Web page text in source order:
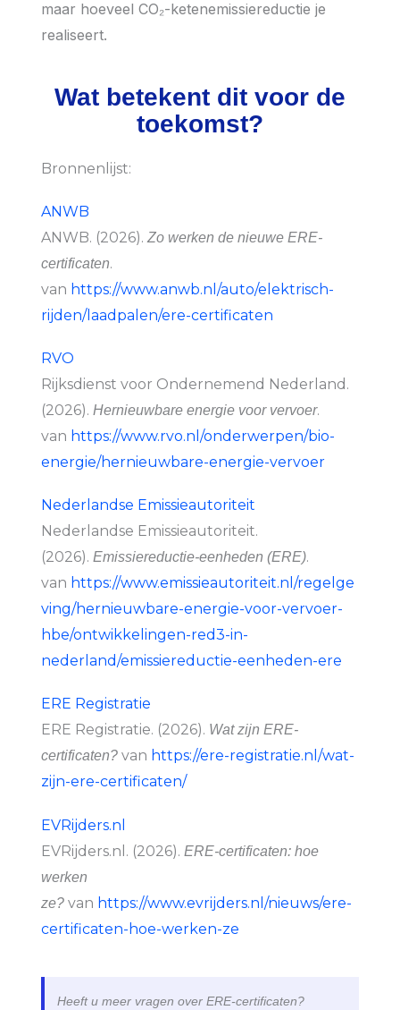
maar hoeveel CO₂-ketenemissiereductie je
realiseert.
Wat betekent dit voor de
toekomst?
Bronnenlijst:
ANWB
ANWB. (2026). Zo werken de nieuwe ERE-
certificaten.
van https://www.anwb.nl/auto/elektrisch-
rijden/laadpalen/ere-certificaten
RVO
Rijksdienst voor Ondernemend Nederland.
(2026). Hernieuwbare energie voor vervoer.
van https://www.rvo.nl/onderwerpen/bio-
energie/hernieuwbare-energie-vervoer
Nederlandse Emissieautoriteit
Nederlandse Emissieautoriteit.
(2026). Emissiereductie-eenheden (ERE).
van https://www.emissieautoriteit.nl/regelge
ving/hernieuwbare-energie-voor-vervoer-
hbe/ontwikkelingen-red3-in-
nederland/emissiereductie-eenheden-ere
ERE Registratie
ERE Registratie. (2026). Wat zijn ERE-
certificaten? van https://ere-registratie.nl/wat-
zijn-ere-certificaten/
EVRijders.nl
EVRijders.nl. (2026). ERE-certificaten: hoe
werken
ze? van https://www.evrijders.nl/nieuws/ere-
certificaten-hoe-werken-ze
Heeft u meer vragen over ERE-certificaten?